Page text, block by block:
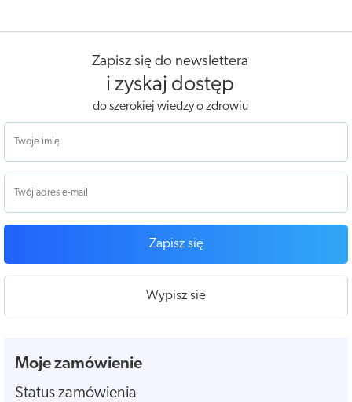
Zapisz się do newslettera
i zyskaj dostęp
do szerokiej wiedzy o zdrowiu
Zapisz się
Wypisz się
Moje zamówienie
Status zamówienia